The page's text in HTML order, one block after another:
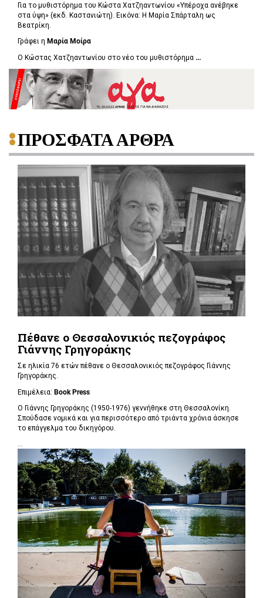
Για το μυθιστόρημα του Κώστα Χατζηαντωνίου «Υπέροχα ανέβηκε
στα ύψη» (εκδ. Καστανιώτη). Εικόνα: Η Μαρία Σπάρταλη ως
Βεατρίκη.
Γράφει η Μαρία Μοίρα
Ο Κώστας Χατζηαντωνίου στο νέο του μυθιστόρημα ...
ΠΡΟΣΦΑΤΑ ΑΡΘΡΑ
Πέθανε ο Θεσσαλονικιός πεζογράφος
Γιάννης Γρηγοράκης
Σε ηλικία 76 ετών πέθανε ο Θεσσαλονικιός πεζογράφος Γιάννης
Γρηγοράκης.
Επιμέλεια: Book Press
Ο Γιάννης Γρηγοράκης (1950-1976) γεννήθηκε στη Θεσσαλονίκη.
Σπούδασε νομικά και για περισσότερο από τριάντα χρόνια άσκησε
το επάγγελμα του δικηγόρου.
...